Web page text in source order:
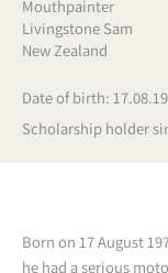
Mouthpainter
Livingstone Sam
New Zealand
Date of birth:
Scholarship holder
Born on 17 August
he had a serious